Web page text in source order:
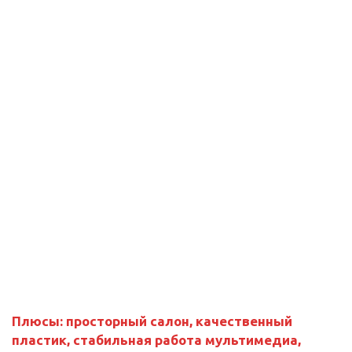
Плюсы: просторный салон, качественный
пластик, стабильная работа мультимедиа,